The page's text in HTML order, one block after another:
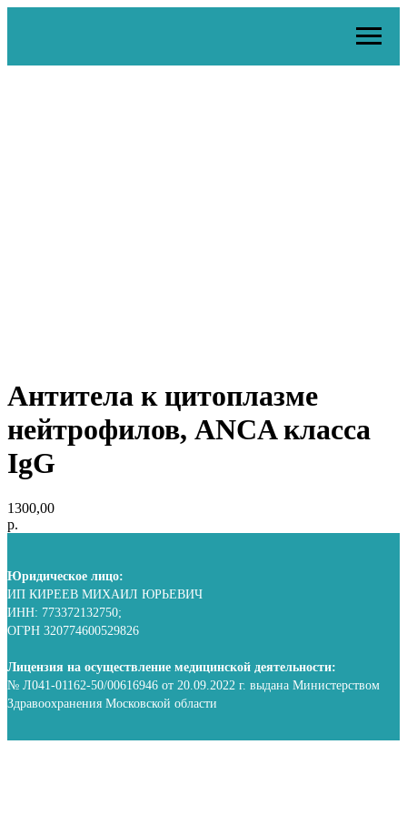
Антитела к цитоплазме
нейтрофилов, ANCA класса
IgG
1300,00
р.
Юридическое лицо:
ИП КИРЕЕВ МИХАИЛ ЮРЬЕВИЧ
ИНН: 773372132750;
ОГРН 320774600529826
Лицензия на осуществление медицинской деятельности:
№ Л041-01162-50/00616946 от 20.09.2022 г. выдана Министерством
Здравоохранения Московской области